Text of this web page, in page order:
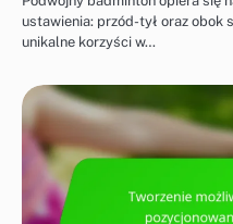
ustawienia: przód-tył oraz obok
unikalne korzyści w…